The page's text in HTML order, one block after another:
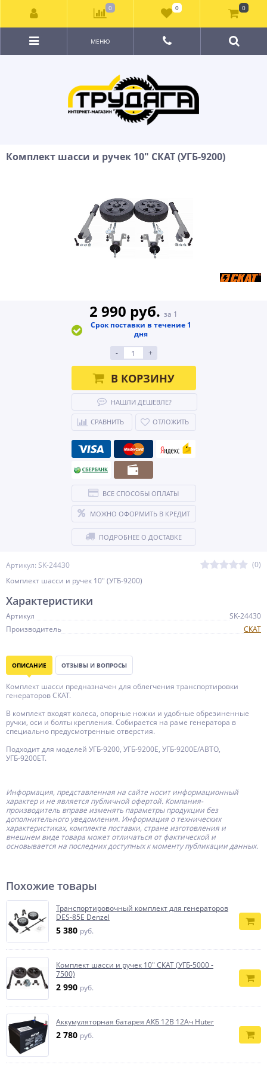
МЕНЮ
Комплект шасси и ручек 10" СКАТ (УГБ-9200)
Артикул: SK-24430
(0)
Комплект шасси и ручек 10" (УГБ-9200)
2 990 руб. за 1
Срок поставки в течение 1
дня
-
+
В КОРЗИНУ
НАШЛИ ДЕШЕВЛЕ?
СРАВНИТЬ ОТЛОЖИТЬ
ВСЕ СПОСОБЫ ОПЛАТЫ
МОЖНО ОФОРМИТЬ В КРЕДИТ
ПОДРОБНЕЕ О ДОСТАВКЕ
Характеристики
Артикул
SK-24430
Производитель
СКАТ
ОПИСАНИЕ ОТЗЫВЫ И ВОПРОСЫ
Комплект шасси предназначен для облегчения транспортировки
генераторов СКАТ.
В комплект входят колеса, опорные ножки и удобные обрезиненные
ручки, оси и болты крепления. Собирается на раме генератора в
специально предусмотренные отверстия.
Подходит для моделей УГБ-9200, УГБ-9200Е, УГБ-9200Е/АВТО,
УГБ-9200ЕТ.
Информация, представленная на сайте носит информационный
характер и не является публичной офертой. Компания-
производитель вправе изменять параметры продукции без
дополнительного уведомления. Информация о технических
характеристиках, комплекте поставки, стране изготовления и
внешнем виде товара может отличаться от фактической и
основывается на последних доступных к моменту публикации данных.
Похожие товары
Транспортировочный комплект для генераторов
DES-85E Denzel
5 380 руб.
Комплект шасси и ручек 10" СКАТ (УГБ-5000 -
7500)
2 990 руб.
Аккумуляторная батарея АКБ 12В 12Ач Huter
2 780 руб.
0 0 0